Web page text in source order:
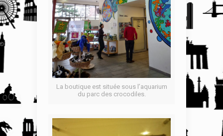
La boutique est située sous l’aquarium
du parc des crocodiles.